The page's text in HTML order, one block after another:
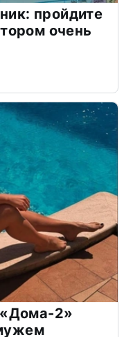
пройдите
очень
«Дома-2»